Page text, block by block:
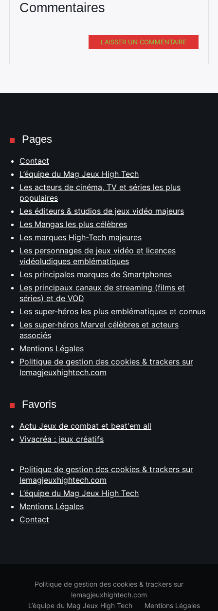
Commentaires
LAISSER UN COMMENTAIRE
Pages
Contact
L’équipe du Mag Jeux High Tech
Les acteurs de cinéma, TV et séries les plus
populaires
Les éditeurs & studios de jeux vidéo majeurs
Les Mangas les plus célèbres
Les marques High-Tech majeures
Les personnages de jeux vidéo et licences
vidéoludiques emblématiques
Les principales marques de Smartphones
Les principaux canaux de streaming (films et
séries) et de VOD
Les super-héros les plus emblématiques et connus
Les super-héros Marvel célèbres et acteurs
associés
Mentions Légales
Politique de gestion des cookies & trackers sur
lemagjeuxhightech.com
Favoris
Actu Jeux de combat et beat'em all
Vivacréa : jeux créatifs
Politique de gestion des cookies & trackers sur
lemagjeuxhightech.com
L’équipe du Mag Jeux High Tech
Mentions Légales
Contact
Politique de gestion des cookies & trackers sur
lemagjeuxhightech.com
L’équipe du Mag Jeux High Tech
Mentions Légales